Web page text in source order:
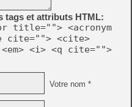
tags et attributs HTML:
title=""> <acronym
cite=""> <cite>
<i> <q cite="">
Votre nom *